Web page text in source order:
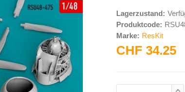
Lagerzustand:
Produktcode:
Marke: ResKit
CHF 34.25